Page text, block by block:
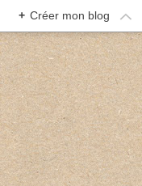
+ Créer mon blog